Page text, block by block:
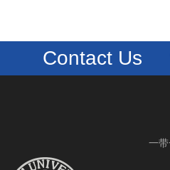
Contact Us
一